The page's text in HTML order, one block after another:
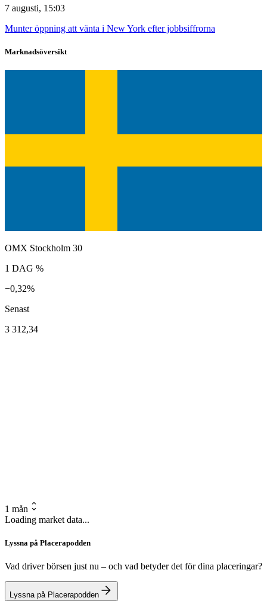
7 augusti, 15:03
Munter öppning att vänta i New York efter jobbsiffrorna
Marknadsöversikt
OMX Stockholm 30
1 DAG %
−0,32%
Senast
3 312,34
1 mån
Loading market data...
Lyssna på Placerapodden
Vad driver börsen just nu – och vad betyder det för dina placeringar?
Lyssna på Placerapodden